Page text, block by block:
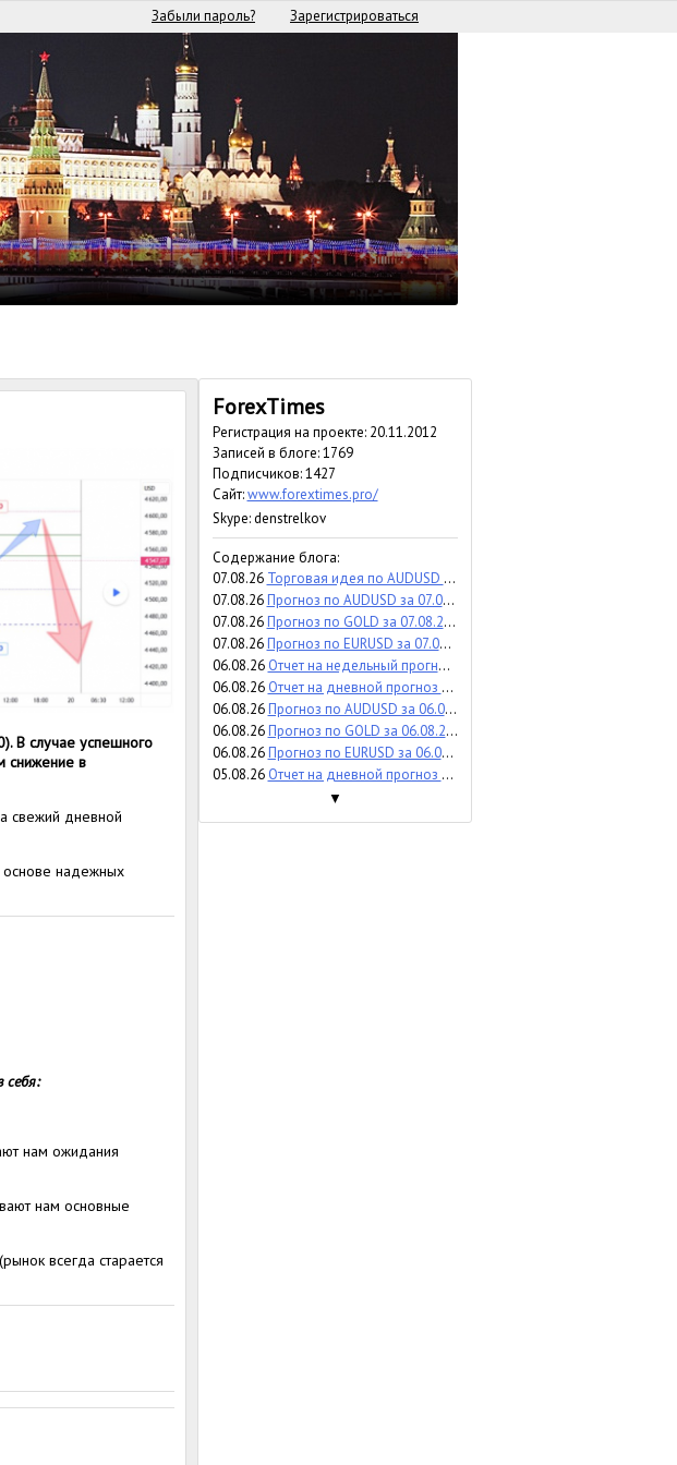
Забыли пароль? Зарегистрироваться
В случае успешного
снижение в
свежий дневной
основе надежных
себя:
нам ожидания
нам основные
всегда старается
ForexTimes
Регистрация на проекте: 20.11.2012
Записей в блоге: 1769
Подписчиков:1427
Сайт:www.forextimes.pro/
Skype: denstrelkov
Содержание блога:
07.08.26 Торговая идея по AUDUSD за 07.08.2026
07.08.26 Прогноз по AUDUSD за 07.08.2026
07.08.26 Прогноз по GOLD за 07.08.2026
07.08.26 Прогноз по EURUSD за 07.08.2026
06.08.26 Отчет на недельный прогноз по WTI за 03-07.08.2026
06.08.26 Отчет на дневной прогноз по USDCAD за 05.08.2026
06.08.26 Прогноз по AUDUSD за 06.08.2026
06.08.26 Прогноз по GOLD за 06.08.2026
06.08.26 Прогноз по EURUSD за 06.08.2026
05.08.26 Отчет на дневной прогноз по SP500 за 29.07.2026
▼